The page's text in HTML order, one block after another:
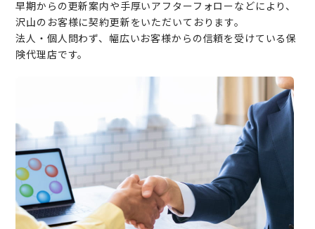
早期からの更新案内や手厚いアフターフォローなどにより、
沢山のお客様に契約更新をいただいております。
法人・個人問わず、幅広いお客様からの信頼を受けている保
険代理店です。